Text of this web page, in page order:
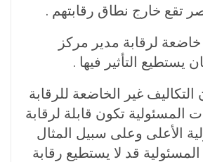
تقع خارج نطاق رقابتهم .
خاضعة لرقابة مدير مركز
يستطيع التأثير فيها .
التكاليف غير الخاضعة للرقابة
المسئولية تكون قابلة لرقابة
الأعلى وعلى سبيل المثال
قد لا يستطيع رقابة